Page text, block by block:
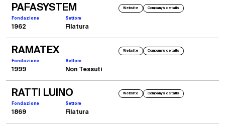
PAFASYSTEM Website Company's details
Fondazione Settore
1962 Filatura
RAMATEX Website Company's details
Fondazione Settore
1999 Non Tessuti
RATTI LUINO Website Company's details
Fondazione Settore
1869 Filatura